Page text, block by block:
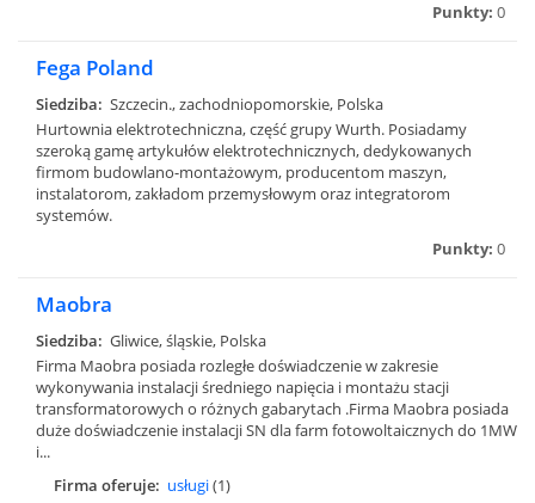
Punkty: 0
Fega Poland
Siedziba: Szczecin., zachodniopomorskie, Polska
Hurtownia elektrotechniczna, część grupy Wurth. Posiadamy
szeroką gamę artykułów elektrotechnicznych, dedykowanych
firmom budowlano-montażowym, producentom maszyn,
instalatorom, zakładom przemysłowym oraz integratorom
systemów.
Punkty: 0
Maobra
Siedziba: Gliwice, śląskie, Polska
Firma Maobra posiada rozległe doświadczenie w zakresie
wykonywania instalacji średniego napięcia i montażu stacji
transformatorowych o różnych gabarytach .Firma Maobra posiada
duże doświadczenie instalacji SN dla farm fotowoltaicznych do 1MW
i...
Firma oferuje: usługi(1)